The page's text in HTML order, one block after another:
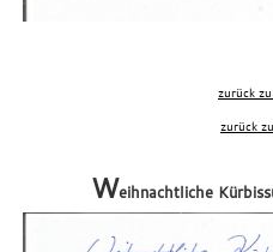
zurück
zurück
Weihnachtliche